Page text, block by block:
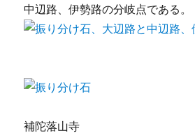
中辺路、伊勢路の分岐点である。
補陀落山寺